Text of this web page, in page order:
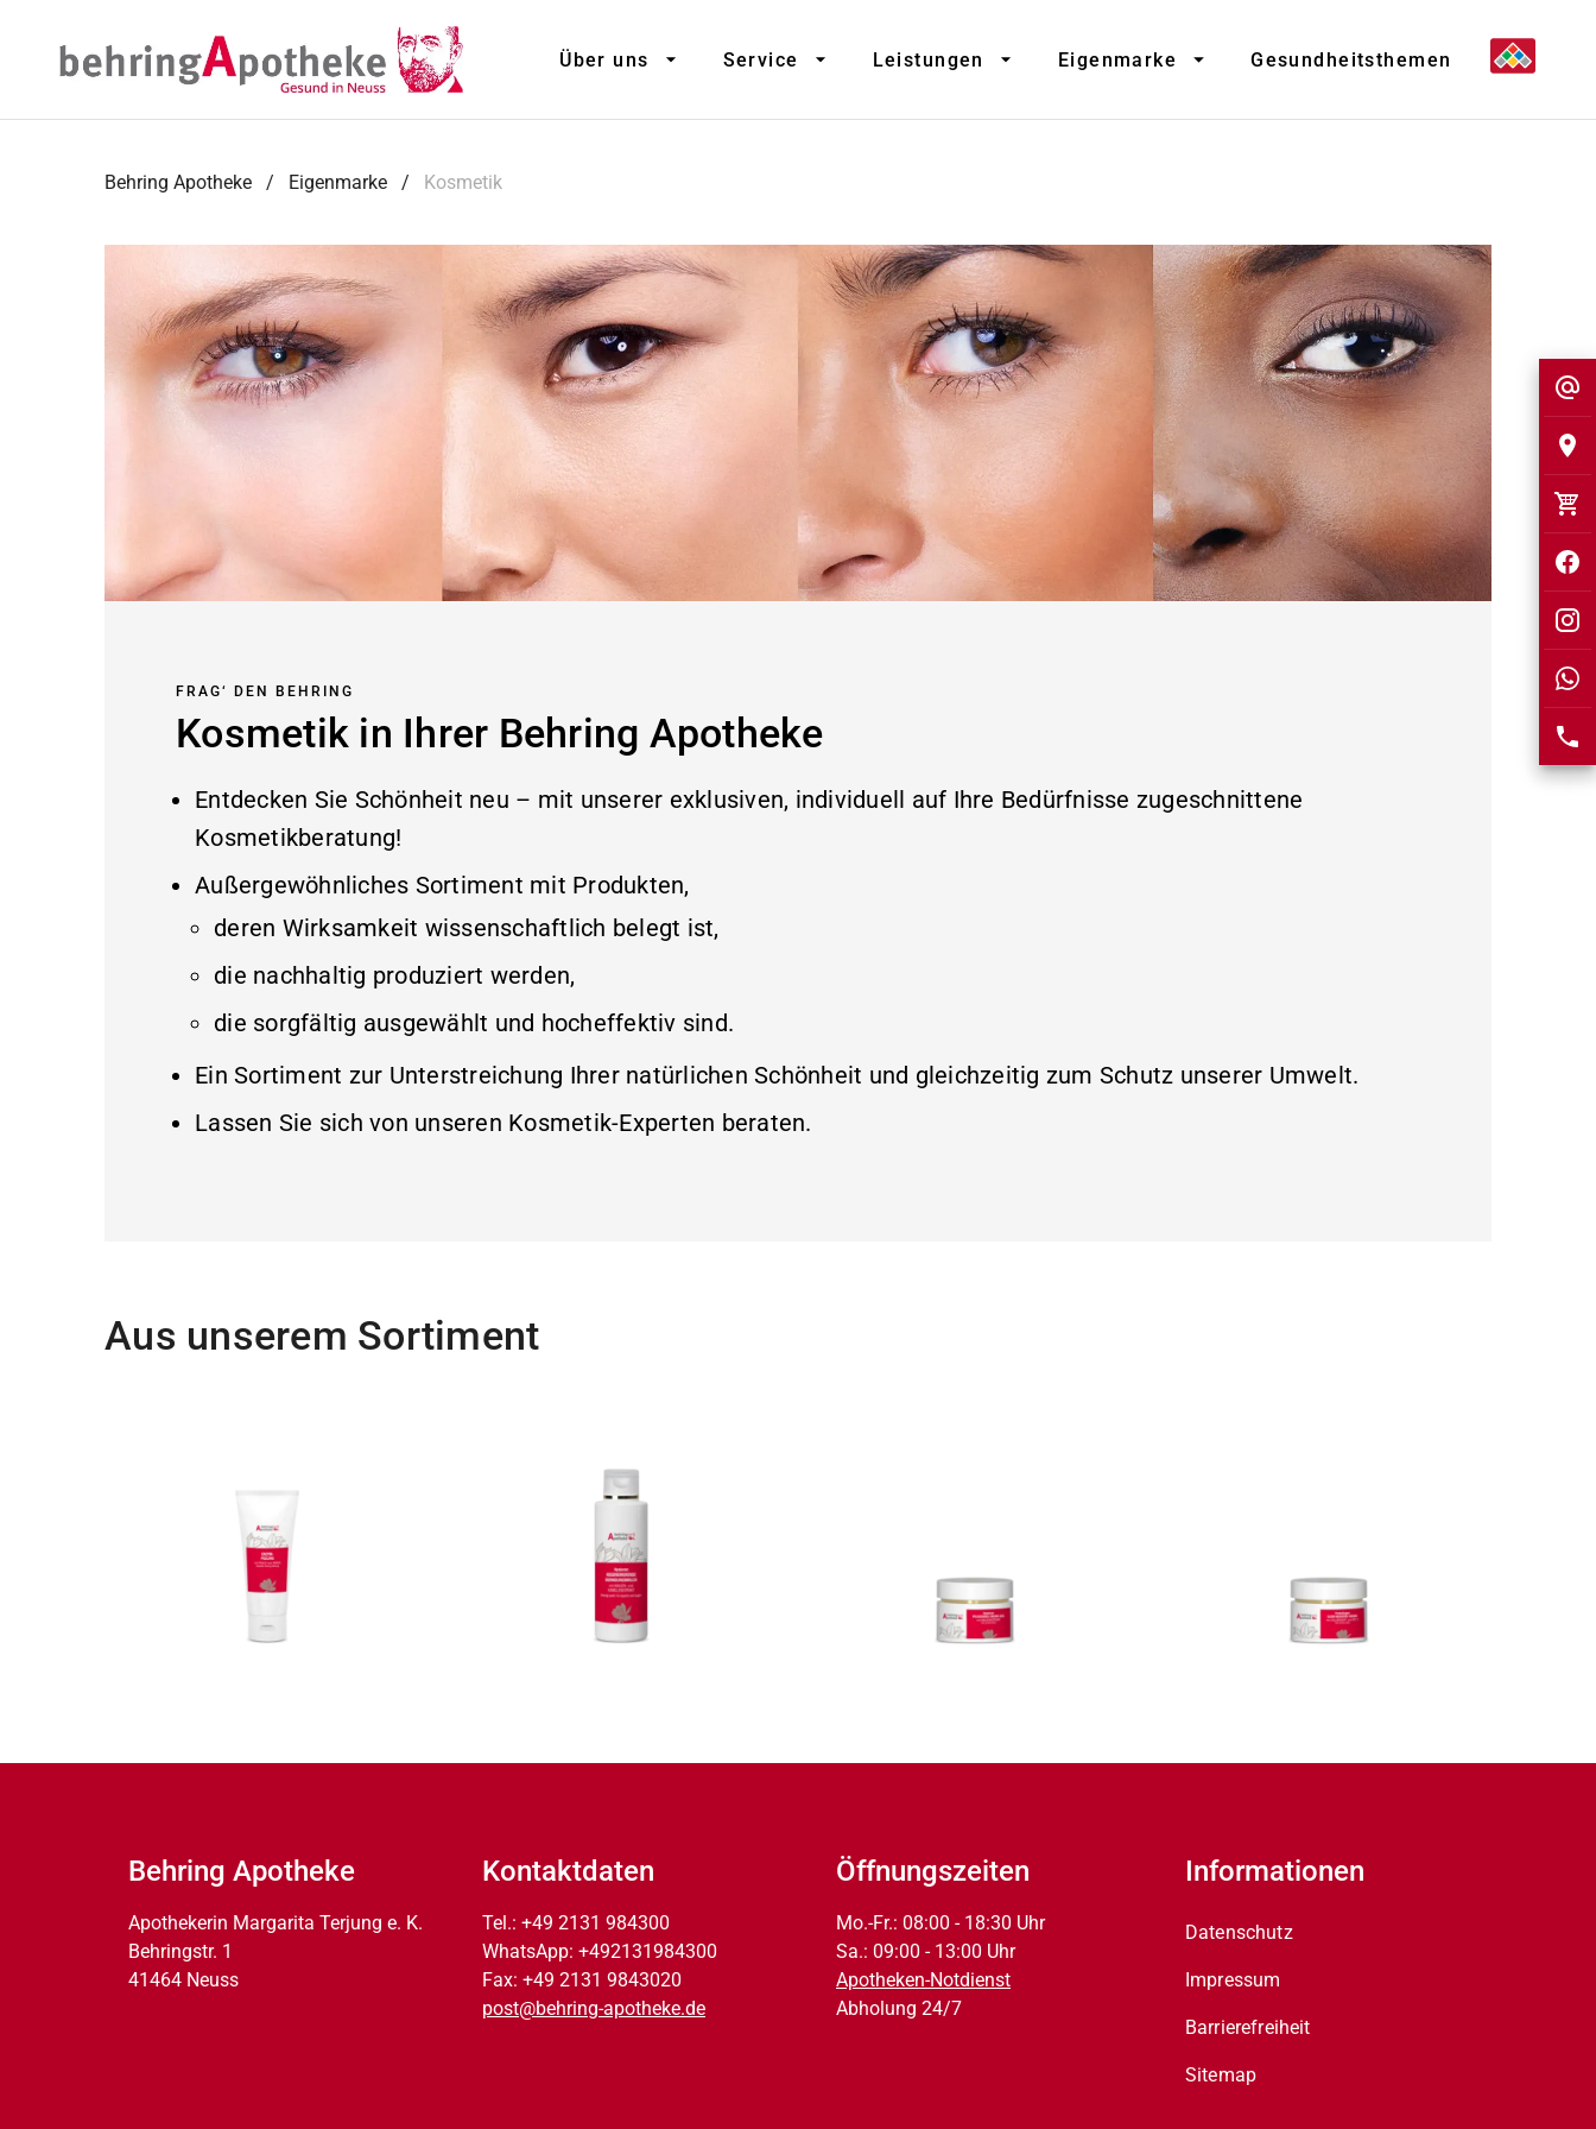
Über uns Service Leistungen Eigenmarke Gesundheitsthemen
Behring Apotheke / Eigenmarke / Kosmetik
FRAG‘ DEN BEHRING
Kosmetik in Ihrer Behring Apotheke
Entdecken Sie Schönheit neu – mit unserer exklusiven, individuell auf Ihre Bedürfnisse zugeschnittene
Kosmetikberatung!
Außergewöhnliches Sortiment mit Produkten,
deren Wirksamkeit wissenschaftlich belegt ist,
die nachhaltig produziert werden,
die sorgfältig ausgewählt und hocheffektiv sind.
Ein Sortiment zur Unterstreichung Ihrer natürlichen Schönheit und gleichzeitig zum Schutz unserer Umwelt.
Lassen Sie sich von unseren Kosmetik-Experten beraten.
Aus unserem Sortiment
Behring Apotheke
Apothekerin Margarita Terjung e. K.
Behringstr. 1
41464 Neuss
Kontaktdaten
Tel.: +49 2131 984300
WhatsApp: +492131984300
Fax: +49 2131 9843020
post@behring-apotheke.de
Öffnungszeiten
Mo.-Fr.: 08:00 - 18:30 Uhr
Sa.: 09:00 - 13:00 Uhr
Apotheken-Notdienst
Abholung 24/7
Informationen
Datenschutz
Impressum
Barrierefreiheit
Sitemap